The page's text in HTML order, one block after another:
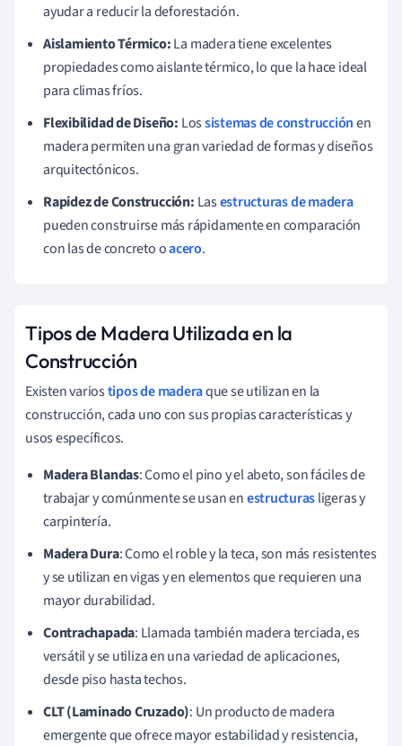
ayudar a reducir la deforestación.
Aislamiento Térmico:La madera tiene excelentes
propiedades como aislante térmico, lo que la hace ideal
para climas fríos.
Flexibilidad de Diseño: Lossistemas de construcciónen
madera permiten una gran variedad de formas y diseños
arquitectónicos.
Rapidez de Construcción: Lasestructuras de madera
pueden construirse más rápidamente en comparación
con las de concreto oacero.
Tipos de Madera Utilizada en la
Construcción
Existen variostipos de maderaque se utilizan en la
construcción, cada uno con sus propias características y
usos específicos.
Madera Blandas: Como el pino y el abeto, son fáciles de
trabajar y comúnmente se usan enestructurasligeras y
carpintería.
Madera Dura: Como el roble y la teca, son más resistentes
y se utilizan en vigas y en elementos que requieren una
mayor durabilidad.
Contrachapada: Llamada también madera terciada, es
versátil y se utiliza en una variedad de aplicaciones,
desde piso hasta techos.
CLT (Laminado Cruzado): Un producto de madera
emergente que ofrece mayor estabilidad y resistencia,